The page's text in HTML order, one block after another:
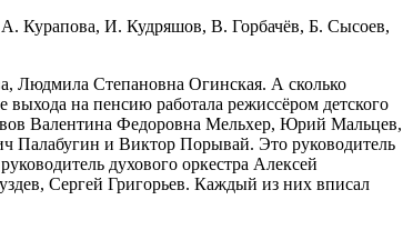
Курапова, И. Кудряшов, В. Горбачёв, Б. Сысоев,
Людмила Степановна Огинская. А сколько
на пенсию работала режиссёром детского
Валентина Федоровна Мельхер, Юрий Мальцев,
Палабугин и Виктор Порывай. Это руководитель
духового оркестра Алексей
Сергей Григорьев. Каждый из них вписал